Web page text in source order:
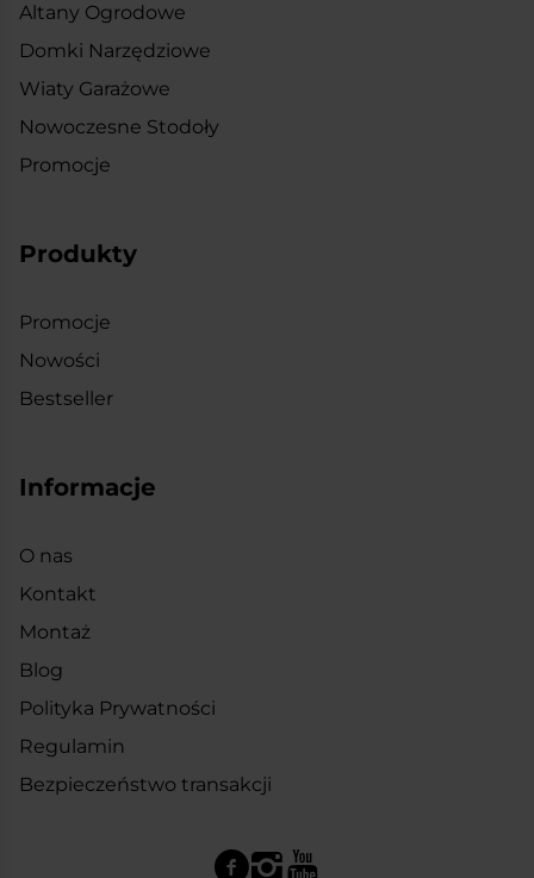
Altany Ogrodowe
Domki Narzędziowe
Wiaty Garażowe
Nowoczesne Stodoły
Promocje
Produkty
Promocje
Nowości
Bestseller
Informacje
O nas
Kontakt
Montaż
Blog
Polityka Prywatności
Regulamin
Bezpieczeństwo transakcji